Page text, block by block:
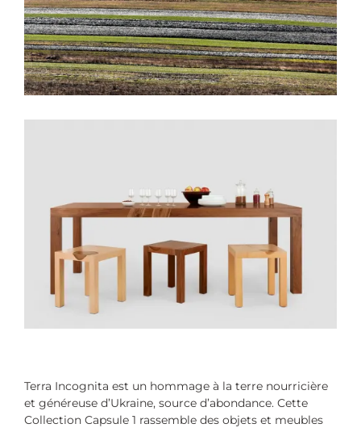
Terra Incognita est un hommage à la terre nourricière
et généreuse d’Ukraine, source d’abondance. Cette
Collection Capsule 1 rassemble des objets et meubles